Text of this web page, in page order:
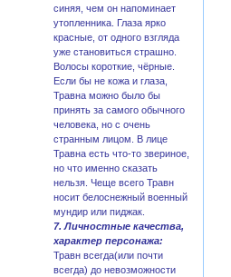
синяя, чем он напоминает
утопленника. Глаза ярко
красные, от одного взгляда
уже становиться страшно.
Волосы короткие, чёрные.
Если бы не кожа и глаза,
Травна можно было бы
принять за самого обычного
человека, но с очень
странным лицом. В лице
Травна есть что-то звериное,
но что именно сказать
нельзя. Чеще всего Травн
носит белоснежный военный
мундир или пиджак.
7. Личностные качества,
характер персонажа:
Травн всегда(или почти
всегда) до невозможности